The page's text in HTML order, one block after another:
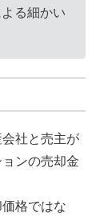
る細かい
社と売主が
ンの売却金
格ではな